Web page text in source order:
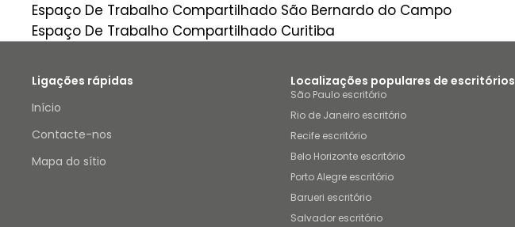
Espaço De Trabalho Compartilhado São Bernardo do Campo
Espaço De Trabalho Compartilhado Curitiba
Ligações rápidas
Início
Contacte-nos
Mapa do sítio
Localizações populares de escritórios
São Paulo escritório
Rio de Janeiro escritório
Recife escritório
Belo Horizonte escritório
Porto Alegre escritório
Barueri escritório
Salvador escritório